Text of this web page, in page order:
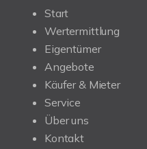
Start
Wertermittlung
Eigentümer
Angebote
Käufer & Mieter
Service
Über uns
Kontakt